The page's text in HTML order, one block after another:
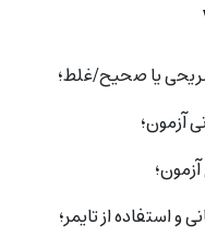
یا صحیح/غلط؛
آزمون؛
استفاده از تایمر؛